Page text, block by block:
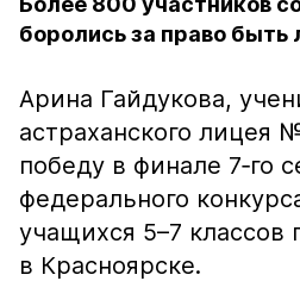
боролись за право быть
Арина Гайдукова,
астраханского лицея
победу в финале 7‑го
федерального
учащихся 5–7 классов
в Красноярске.